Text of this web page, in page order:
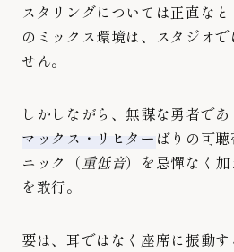
スタリングについては正直な
のミックス環境は、スタジオ
せん。
しかしながら、無謀な勇者で
マックス・リヒター ばりの可
ニック（重低音）を忌憚なく
を敢行。
要は、耳ではなく座席に振動